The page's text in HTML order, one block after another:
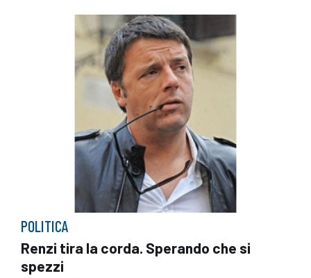
POLITICA
Renzi tira la corda. Sperando che si
spezzi